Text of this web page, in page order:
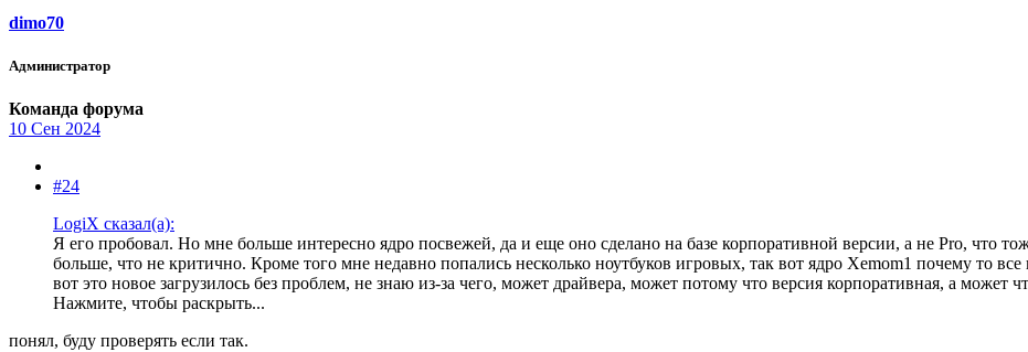
dimo70
Администратор
Команда форума
10 Сен 2024
#24
LogiX сказал(а):
Я его пробовал. Но мне больше интересно ядро посвежей, да и еще оно сделано на базе корпоративной версии, а не Pro, что
больше, что не критично. Кроме того мне недавно попались несколько ноутбуков игровых, так вот ядро Xemom1 почему то
вот это новое загрузилось без проблем, не знаю из-за чего, может драйвера, может потому что версия корпоративная, а может
Нажмите, чтобы раскрыть...
понял, буду проверять если так.